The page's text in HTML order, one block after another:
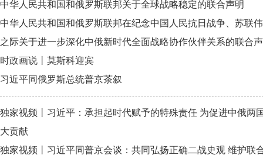
中华人民共和国和俄罗斯联邦关于全球战略稳定的联合声明
中华人民共和国和俄罗斯联邦在纪念中国人民抗日战争、苏联
之际关于进一步深化中俄新时代全面战略协作伙伴关系的联合
时政画说丨莫斯科迎宾
习近平同俄罗斯总统普京茶叙
独家视频丨习近平：承担起时代赋予的特殊责任 为促进中俄两
大贡献
独家视频丨习近平同普京会谈：共同弘扬正确二战史观 维护联